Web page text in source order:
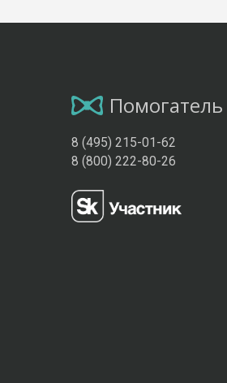
Помогатель
8 (495) 215-01-62
8 (800) 222-80-26